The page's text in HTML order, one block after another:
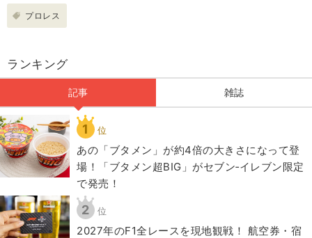
プロレス
ランキング
記事 雑誌
1 位
あの「ブタメン」が約4倍の大きさになって登
場！「ブタメン超BIG」がセブン‐イレブン限定
で発売！
2 位
2027年のF1全レースを現地観戦！ 航空券・宿